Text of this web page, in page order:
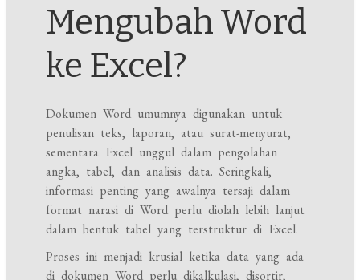
Mengubah Word
ke Excel?
Dokumen Word umumnya digunakan untuk
penulisan teks, laporan, atau surat-menyurat,
sementara Excel unggul dalam pengolahan
angka, tabel, dan analisis data. Seringkali,
informasi penting yang awalnya tersaji dalam
format narasi di Word perlu diolah lebih lanjut
dalam bentuk tabel yang terstruktur di Excel.
Proses ini menjadi krusial ketika data yang ada
di dokumen Word perlu dikalkulasi, disortir,